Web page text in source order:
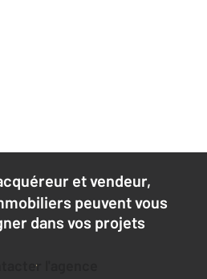
et vendeur,
peuvent vous
dans vos projets
l'agence